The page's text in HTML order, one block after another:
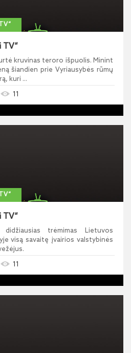
TV“
kruvinas teroro išpuolis. Minint
šiandien prie Vyriausybės rūmų
kuri ...
11
TV“
didžiausias trėmimas Lietuvos
visą savaitę įvairios valstybinės
11